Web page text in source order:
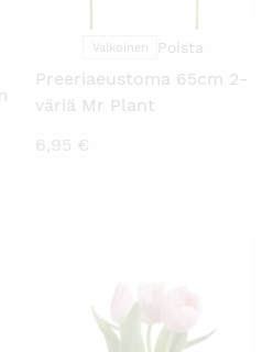
Valkoinen Poista
Preeriaeustoma 65cm 2-
väriä Mr Plant
6,95 €